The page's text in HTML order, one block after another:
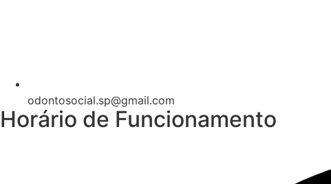
odontosocial.sp@gmail.com
Horário de Funcionamento